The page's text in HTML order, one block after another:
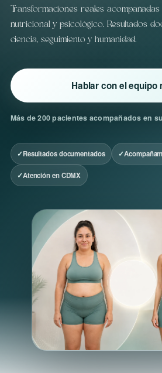
Transformaciones reales
nutricional y psicológico. Resultados
ciencia, seguimiento y humanidad.
Hablar con el equipo
Más de 200 pacientes acompañados en
Resultados documentados
Atención en CDMX